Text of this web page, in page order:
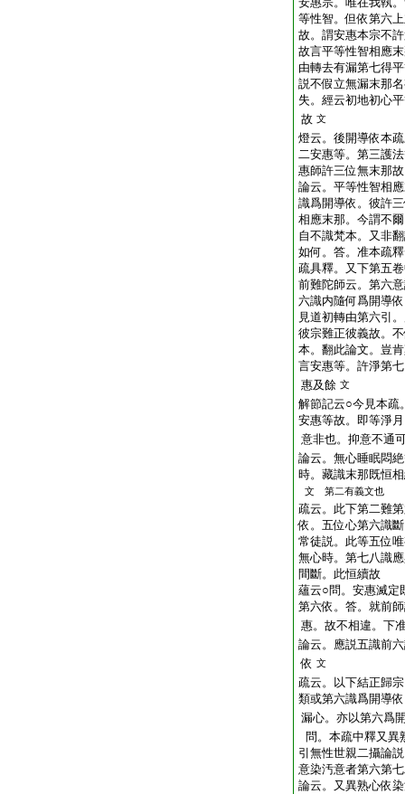
等性智。但依第六
故。謂安惠本宗不
故言平等性智相應
由轉去有漏第七得
説不假立無漏末那
失。經云初地初心
故 文
燈云。後開導依本
二安惠等。第三護
惠師許三位無末那
論云。平等性智相
識爲開導依。彼許
相應末那。今謂不
自不識梵本。又非
如何。答。准本疏
疏具釋。又下第五
前難陀師云。第六
六識内隨何爲開導
見道初轉由第六引
彼宗難正彼義故。
本。翻此論文。豈
言安惠等。許淨第
惠及餘 文
解節記云○今見本疏
安惠等故。即等淨
意非也。抑意不通
論云。無心睡眠悶
時。藏識末那既恒
文 第二有義文也
疏云。此下第二難
依。五位心第六識
常徒説。此等五位
無心時。第七八識
間斷。此恒續故
蘊云○問。安惠滅定
第六依。答。就前
惠。故不相違。下
論云。應説五識前
依 文
疏云。以下結正歸
類或第六識爲開導
漏心。亦以第六爲
問。本疏中釋又異
引無性世親二攝論
意染汚意者第六第
論云。又異熟心依